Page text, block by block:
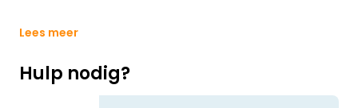
Lees meer
Hulp nodig?